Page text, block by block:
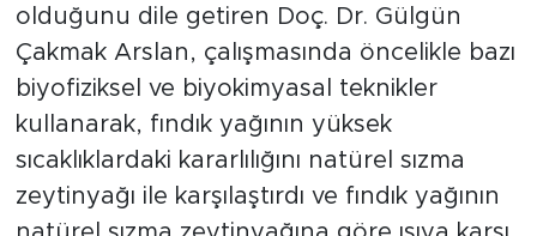
olduğunu dile getiren Doç. Dr. Gülgün
Çakmak Arslan, çalışmasında öncelikle bazı
biyofiziksel ve biyokimyasal teknikler
kullanarak, fındık yağının yüksek
sıcaklıklardaki kararlılığını natürel sızma
zeytinyağı ile karşılaştırdı ve fındık yağının